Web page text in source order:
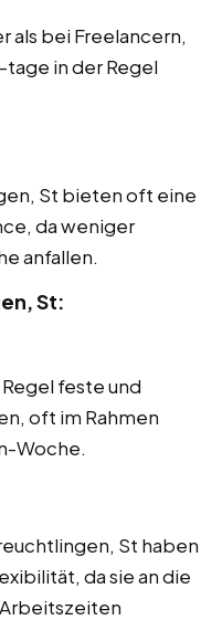
als bei Freelancern,
in der Regel
St bieten oft eine
da weniger
anfallen.
St:
feste und
oft im Rahmen
Woche.
St haben
da sie an die